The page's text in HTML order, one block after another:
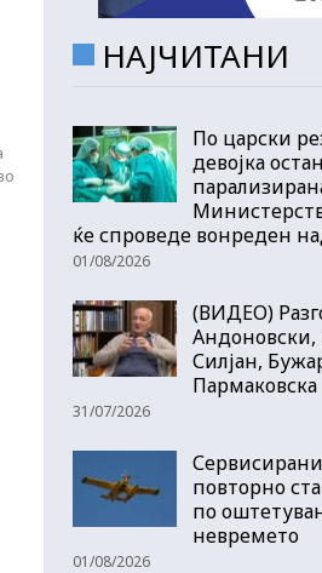
НАЈЧИТАНИ
По царски
девојка
ќе спроведе вонреден
01/08/2026
(ВИДЕО)
Андоновски,
Силјан,
Пармаковска
31/07/2026
повторно
по
невремето
01/08/2026